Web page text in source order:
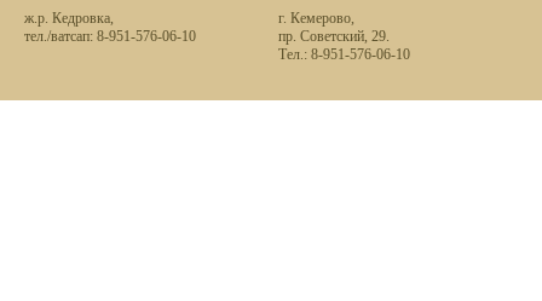
ж.р. Кедровка,
тел./ватсап: 8-951-576-06-10
г. Кемерово,
пр. Советский, 29.
Тел.: 8-951-576-06-10